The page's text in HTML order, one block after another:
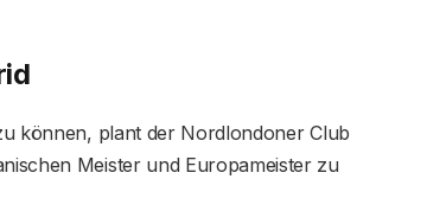
können, plant der Nordlondoner Club
Meister und Europameister zu